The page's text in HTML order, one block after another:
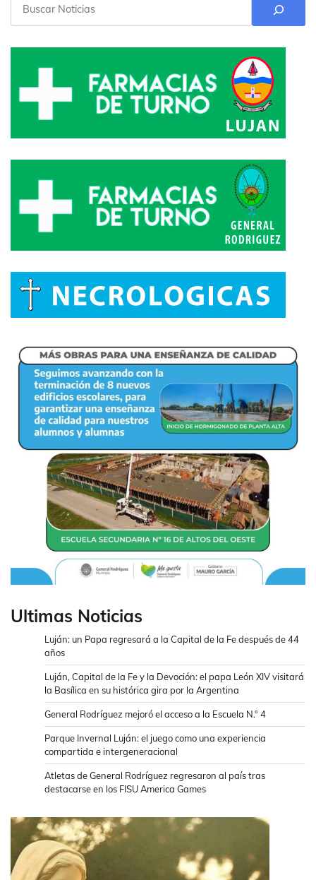
Ultimas Noticias
Luján: un Papa regresará a la Capital de la Fe después de 44
años
Luján, Capital de la Fe y la Devoción: el papa León XIV visitará
la Basílica en su histórica gira por la Argentina
General Rodríguez mejoró el acceso a la Escuela N.° 4
Parque Invernal Luján: el juego como una experiencia
compartida e intergeneracional
Atletas de General Rodríguez regresaron al país tras
destacarse en los FISU America Games